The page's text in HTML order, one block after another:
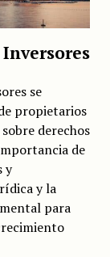
se
propietarios
derechos
de
y
y la
para